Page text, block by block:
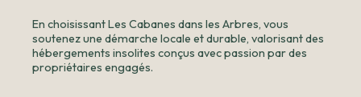
En choisissant Les Cabanes dans les Arbres, vous
soutenez une démarche locale et durable, valorisant des
hébergements insolites conçus avec passion par des
propriétaires engagés.